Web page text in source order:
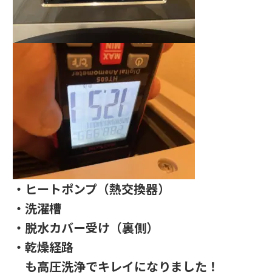
・ヒートポンプ（熱交換器）
・洗濯槽
・脱水カバー受け（裏側）
・乾燥経路
も高圧洗浄でキレイになりました！